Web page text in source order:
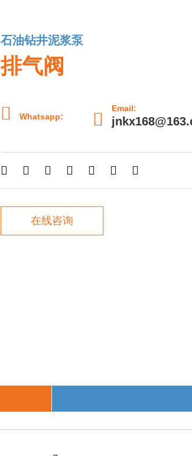
石油钻井泥浆泵
排气阀
 Whatsapp: 
Email:
      
在线咨询